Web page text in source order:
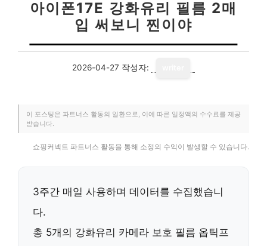
아이폰17E 강화유리 필름 2매
입 써보니 찐이야
2026-04-27 작성자:
이 포스팅은 파트너스 활동의 일환으로, 이에 따른 일정액의 수수료를 제공
받습니다.
쇼핑커넥트 파트너스 활동을 통해 소정의 수익이 발생할 수 있습니다.
3주간 매일 사용하며 데이터를 수집했습니
다.
총 5개의 강화유리 카메라 보호 필름 옵틱프